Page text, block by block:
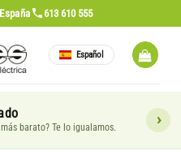
613 610 555
Español
barato? Te lo igualamos.